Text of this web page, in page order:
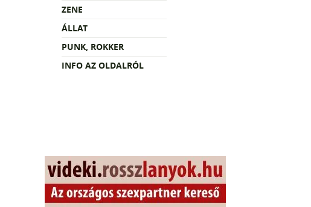
ZENE
ÁLLAT
PUNK, ROKKER
INFO AZ OLDALRÓL